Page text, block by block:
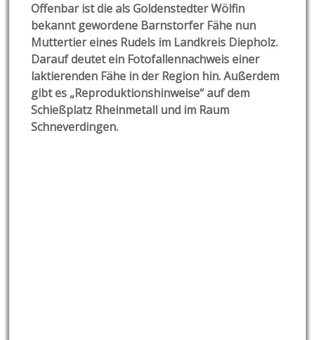
Offenbar ist die als Goldenstedter Wölfin
bekannt gewordene Barnstorfer Fähe nun
Muttertier eines Rudels im Landkreis Diepholz.
Darauf deutet ein Fotofallennachweis einer
laktierenden Fähe in der Region hin. Außerdem
gibt es „Reproduktionshinweise“ auf dem
Schießplatz Rheinmetall und im Raum
Schneverdingen.